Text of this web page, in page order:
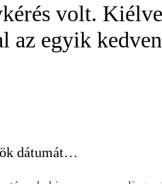
volt.
az egyik
dátumát…